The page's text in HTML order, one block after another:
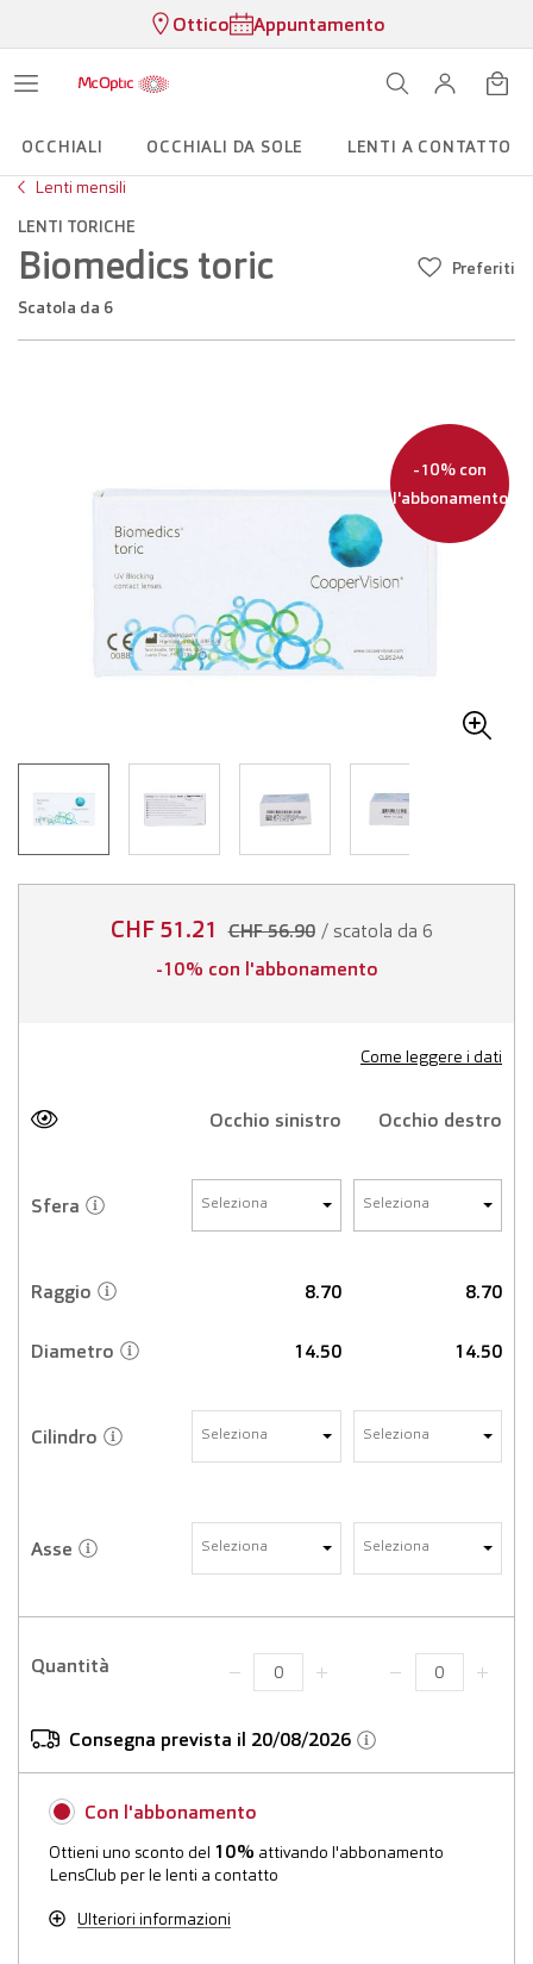
Ottico Appuntamento
OCCHIALI OCCHIALI DA SOLE
LENTI A CONTATTO
Lenti mensili
LENTI TORICHE
Biomedics toric
scatola da 6
Preferiti
-10% con
l'abbonamento
CHF 51.21 CHF 56.90 / scatola da 6
-10% con l'abbonamento
Come leggere i dati
Occhio sinistro Occhio destro
Sfera Seleziona Seleziona
Raggio 8.70 8.70
Diametro 14.50 14.50
Cilindro Seleziona Seleziona
Asse Seleziona Seleziona
Quantità
Consegna prevista il 20/08/2026
Con l'abbonamento
Ottieni uno sconto del 10% attivando l'abbonamento
LensClub per le lenti a contatto
Ulteriori informazioni